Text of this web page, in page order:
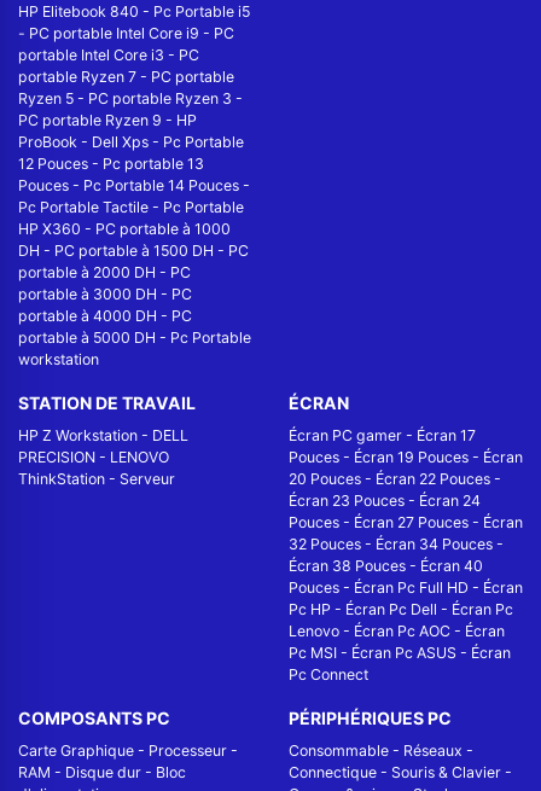
HP Elitebook 840 - Pc Portable i5
- PC portable Intel Core i9 - PC
portable Intel Core i3 - PC
portable Ryzen 7 - PC portable
Ryzen 5 - PC portable Ryzen 3 -
PC portable Ryzen 9 - HP
ProBook - Dell Xps - Pc Portable
12 Pouces - Pc portable 13
Pouces - Pc Portable 14 Pouces -
Pc Portable Tactile - Pc Portable
HP X360 - PC portable à 1000
DH - PC portable à 1500 DH - PC
portable à 2000 DH - PC
portable à 3000 DH - PC
portable à 4000 DH - PC
portable à 5000 DH - Pc Portable
workstation
STATION DE TRAVAIL
HP Z Workstation - DELL
PRECISION - LENOVO
ThinkStation - Serveur
ÉCRAN
Écran PC gamer - Écran 17
Pouces - Écran 19 Pouces - Écran
20 Pouces - Écran 22 Pouces -
Écran 23 Pouces - Écran 24
Pouces - Écran 27 Pouces - Écran
32 Pouces - Écran 34 Pouces -
Écran 38 Pouces - Écran 40
Pouces - Écran Pc Full HD - Écran
Pc HP - Écran Pc Dell - Écran Pc
Lenovo - Écran Pc AOC - Écran
Pc MSI - Écran Pc ASUS - Écran
Pc Connect
COMPOSANTS PC
Carte Graphique - Processeur -
RAM - Disque dur - Bloc
PÉRIPHÉRIQUES PC
Consommable - Réseaux -
Connectique - Souris & Clavier -